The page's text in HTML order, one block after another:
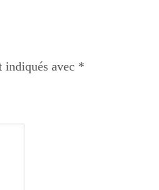
indiqués avec *